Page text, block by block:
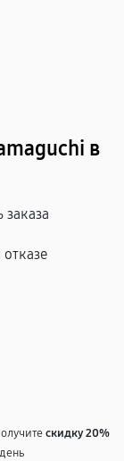
в
заказа
скидку 20%